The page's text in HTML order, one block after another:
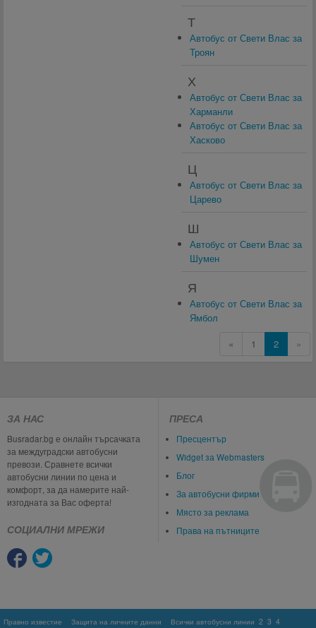
Т
Автобус от Свети Влас за
Троян
Х
Автобус от Свети Влас за
Харманли
Автобус от Свети Влас за
Хасково
Ц
Автобус от Свети Влас за
Царево
Ш
Автобус от Свети Влас за
Шумен
Я
Автобус от Свети Влас за
Ямбол
«
1 2 »
ЗА НАС
Busradar.bg е онлайн търсачката
за междуградски автобусни
превози. Сравнете всички
автобусни линии по цена и
комфорт, за да намерите най-
изгодната за Вас оферта!
СОЦИАЛНИ МРЕЖИ
ПРЕСА
Пресцентър
Widget за Webmasters
Блог
За автобусни фирми
Място за реклама
Права на пътниците
Правно известие Защита на личните данни Всички автобусни линии 2 3 4